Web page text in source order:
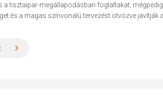
a tisztaipar-megállapodásban foglaltakat,
és a magas színvonalú tervezést ötvözve javítják a